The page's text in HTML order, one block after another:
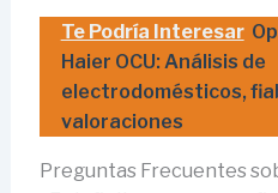
Te Podría Interesar
Haier OCU: Análisis de
electrodomésticos,
valoraciones
Preguntas Frecuentes